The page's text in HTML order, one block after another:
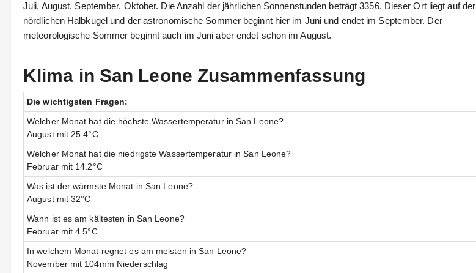
Juli, August, September, Oktober. Die Anzahl der jährlichen Sonnenstunden beträgt 3356. Dieser Ort liegt auf der
nördlichen Halbkugel und der astronomische Sommer beginnt hier im Juni und endet im September. Der
meteorologische Sommer beginnt auch im Juni aber endet schon im August.
Klima in San Leone Zusammenfassung
Die wichtigsten Fragen:
Welcher Monat hat die höchste Wassertemperatur in San Leone?
August mit 25.4°C
Welcher Monat hat die niedrigste Wassertemperatur in San Leone?
Februar mit 14.2°C
Was ist der wärmste Monat in San Leone?:
August mit 32°C
Wann ist es am kältesten in San Leone?
Februar mit 4.5°C
In welchem Monat regnet es am meisten in San Leone?
November mit 104mm Niederschlag